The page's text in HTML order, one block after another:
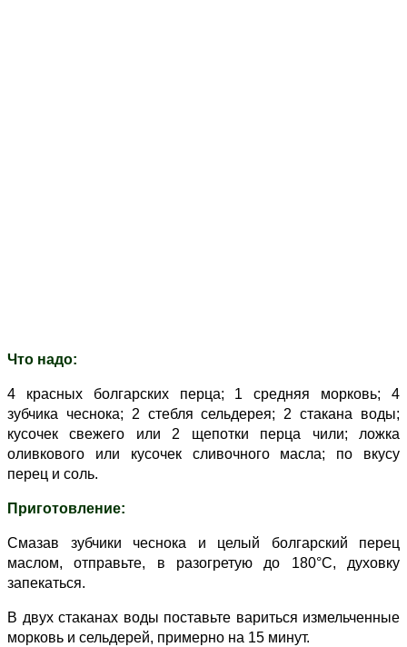
Что надо:
4 красных болгарских перца; 1 средняя морковь; 4
зубчика чеснока; 2 стебля сельдерея; 2 стакана воды;
кусочек свежего или 2 щепотки перца чили; ложка
оливкового или кусочек сливочного масла; по вкусу
перец и соль.
Приготовление:
Смазав зубчики чеснока и целый болгарский перец
маслом, отправьте, в разогретую до 180°С, духовку
запекаться.
В двух стаканах воды поставьте вариться измельченные
морковь и сельдерей, примерно на 15 минут.